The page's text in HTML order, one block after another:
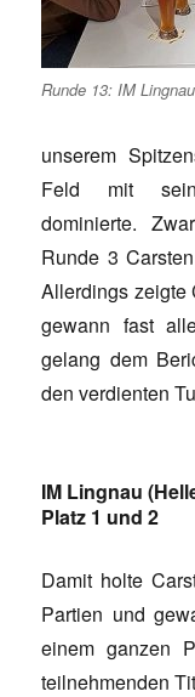
Runde 13: IM
unserem
Feld mit
dominierte.
Runde 3
Allerdings zeigte
gewann fast
gelang dem
den verdienten
IM Lingnau
Platz 1 und 2
Damit holte
Partien und
einem ganzen
teilnehmenden